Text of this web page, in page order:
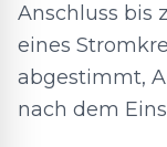
Anschluss bis
eines
abgestimmt,
nach dem